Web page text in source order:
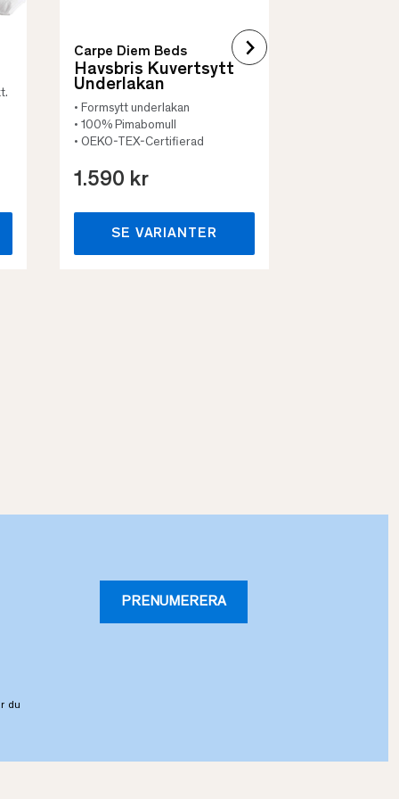
Carpe Diem Beds
Havsbris Kuvertsytt
Underlakan
• Formsytt underlakan
• 100% Pimabomull
• OEKO-TEX-Certifierad
1.590 kr
SE VARIANTER
PRENUMERERA
du